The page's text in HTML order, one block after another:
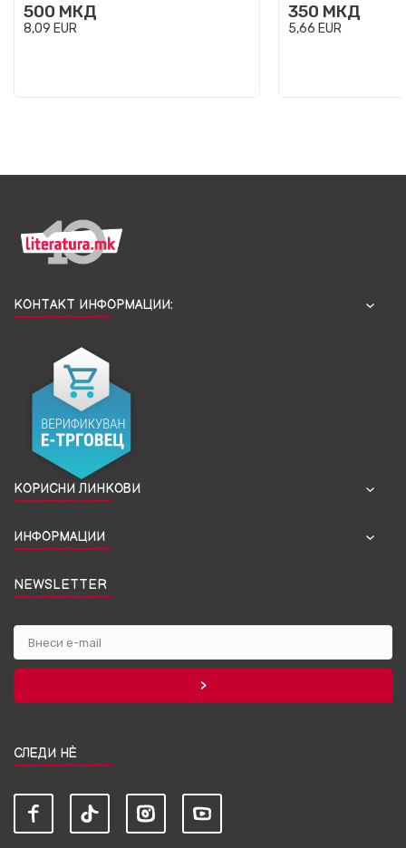
500 МКД
8,09 EUR
350 МКД
5,66 EUR
КОНТАКТ ИНФОРМАЦИИ:
КОРИСНИ ЛИНКОВИ
ИНФОРМАЦИИ
NEWSLETTER
СЛЕДИ НЀ